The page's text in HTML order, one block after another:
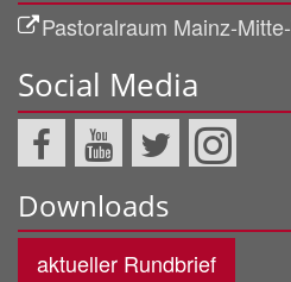
Pastoralraum Mainz-
Social Media
Downloads
aktueller Rundbrief